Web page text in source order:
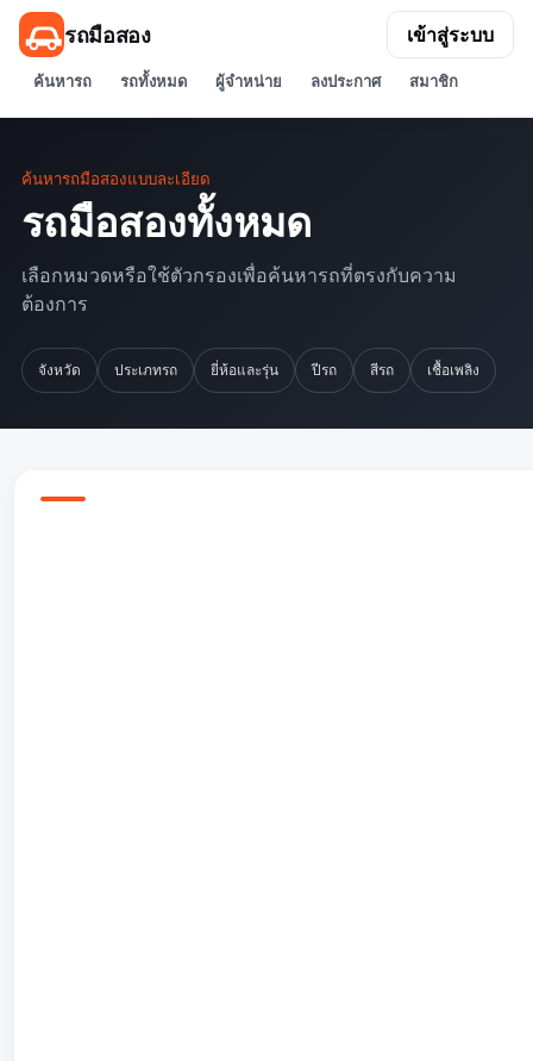
รถมือสอง
ค้นหารถ รถทั้งหมด ผู้จำหน่าย ลงประกาศ สมาชิก
เข้าสู่ระบบ
ค้นหารถมือสองแบบละเอียด
รถมือสองทั้งหมด
เลือกหมวดหรือใช้ตัวกรองเพื่อค้นหารถที่ตรงกับความ
ต้องการ
จังหวัด ประเภทรถ ยี่ห้อและรุ่น ปีรถ สีรถ เชื้อเพลิง